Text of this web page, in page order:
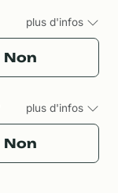
plus d'infos
Non
plus d'infos
Non